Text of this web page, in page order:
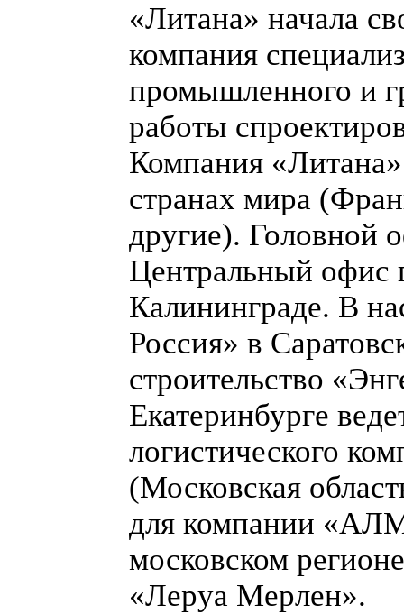
«Литана» начала
компания
промышленного и
работы
Компания
странах мира
другие). Головной
Центральный офис
Калининграде. В
Россия» в
строительство
Екатеринбурге
логистического
(Московская
для компании
московском
«Леруа Мерлен».